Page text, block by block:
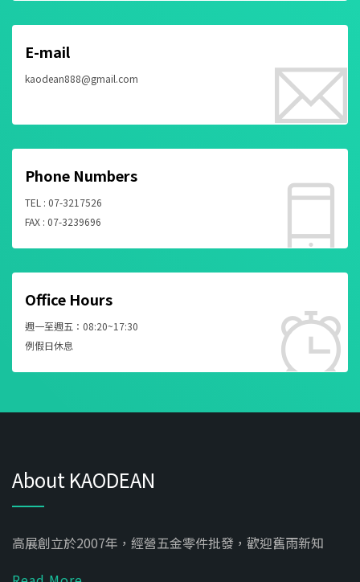
E-mail
kaodean888@gmail.com
Phone Numbers
TEL : 07-3217526
FAX : 07-3239696
Office Hours
週一至週五：08:20~17:30
例假日休息
About KAODEAN
高展創立於2007年，經營五金零件批發，歡迎舊雨新知